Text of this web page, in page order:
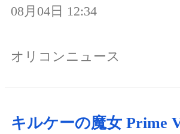
08月04日 12:34
オリコンニュース
キルケーの魔女 Prime